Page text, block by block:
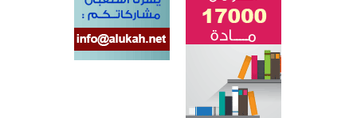
اختتام الدورة التاسعة لمسابقة حفظ وتلاوة القرآن الكريم في أزناكاييف